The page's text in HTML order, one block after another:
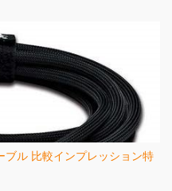
ル 比較インプレッション特